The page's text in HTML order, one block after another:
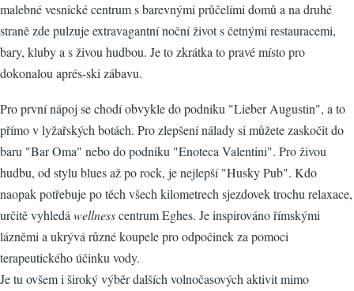
malebné vesnické centrum s barevnými průčelími domů a na druhé
straně zde pulzuje extravagantní noční život s četnými restauracemi,
bary, kluby a s živou hudbou. Je to zkrátka to pravé místo pro
dokonalou aprés-ski zábavu.
Pro první nápoj se chodí obvykle do podniku "Lieber Augustin", a to
přímo v lyžařských botách. Pro zlepšení nálady si můžete zaskočit do
baru "Bar Oma" nebo do podniku "Enoteca Valentini". Pro živou
hudbu, od stylu blues až po rock, je nejlepší "Husky Pub". Kdo
naopak potřebuje po těch všech kilometrech sjezdovek trochu relaxace,
určitě vyhledá wellnesscentrum Eghes. Je inspirováno římskými
lázněmi a ukrývá různé koupele pro odpočinek za pomoci
terapeutického účinku vody.
Je tu ovšem i široký výběr dalších volnočasových aktivit mimo